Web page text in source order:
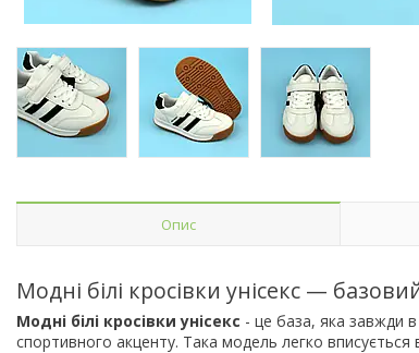
Опис
Модні білі кросівки унісекс —
Модні білі кросівки унісекс - це база, яка завжди в
спортивного акценту. Така модель легко вписується